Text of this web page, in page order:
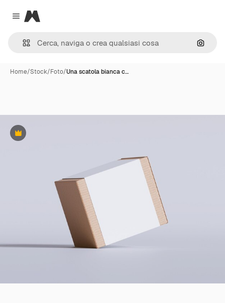
Close menu
Magnific
Cerca
Home/Stock/Foto/Una scatola bianca c…
Premium